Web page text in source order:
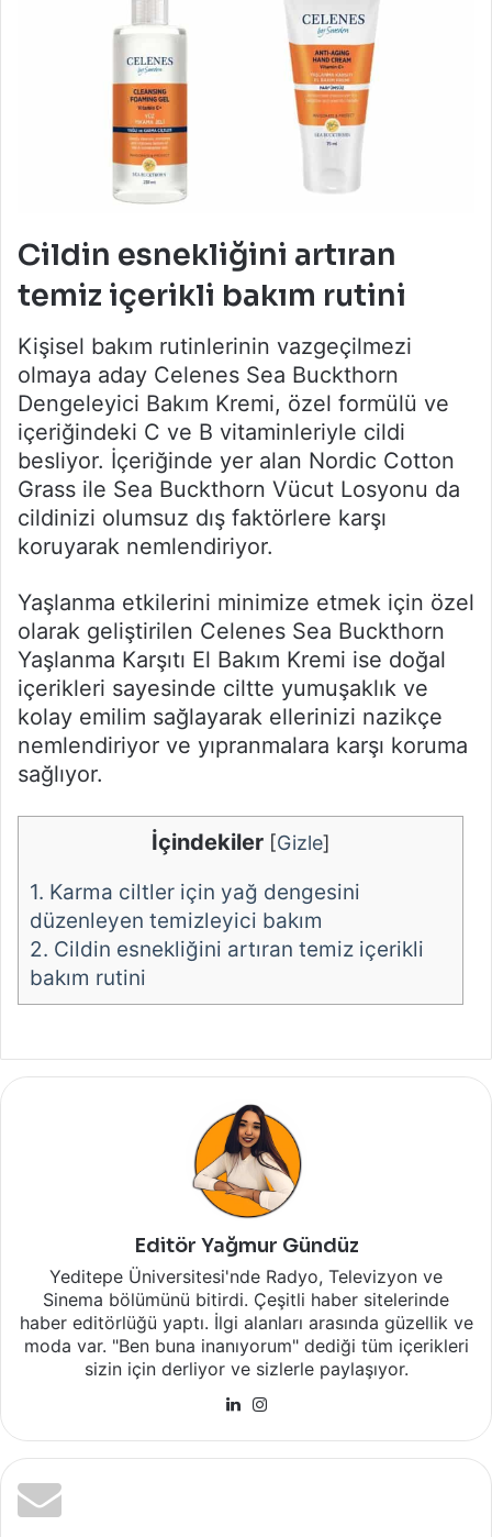
Cildin esnekliğini artıran
temiz içerikli bakım rutini
Kişisel bakım rutinlerinin vazgeçilmezi
olmaya aday Celenes Sea Buckthorn
Dengeleyici Bakım Kremi, özel formülü ve
içeriğindeki C ve B vitaminleriyle cildi
besliyor. İçeriğinde yer alan Nordic Cotton
Grass ile Sea Buckthorn Vücut Losyonu da
cildinizi olumsuz dış faktörlere karşı
koruyarak nemlendiriyor.
Yaşlanma etkilerini minimize etmek için özel
olarak geliştirilen Celenes Sea Buckthorn
Yaşlanma Karşıtı El Bakım Kremi ise doğal
içerikleri sayesinde ciltte yumuşaklık ve
kolay emilim sağlayarak ellerinizi nazikçe
nemlendiriyor ve yıpranmalara karşı koruma
sağlıyor.
İçindekiler [Gizle]
1. Karma ciltler için yağ dengesini
düzenleyen temizleyici bakım
2. Cildin esnekliğini artıran temiz içerikli
bakım rutini
Editör Yağmur Gündüz
Yeditepe Üniversitesi'nde Radyo, Televizyon ve
Sinema bölümünü bitirdi. Çeşitli haber sitelerinde
haber editörlüğü yaptı. İlgi alanları arasında güzellik ve
moda var. "Ben buna inanıyorum" dediği tüm içerikleri
sizin için derliyor ve sizlerle paylaşıyor.
LinkedIn